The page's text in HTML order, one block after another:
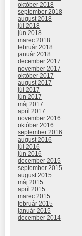
október 2018
september 2018
august 2018
júl 2018
jún 2018
marec 2018
február 2018
január 2018
december 2017
november 2017
október 2017
august 2017
júl 2017
jún 2017
máj 2017
apríl 2017
november 2016
október 2016
september 2016
august 2016
júl 2016
jún 2016
december 2015
september 2015
august 2015
máj 2015
apríl 2015
marec 2015
február 2015
január 2015
december 2014